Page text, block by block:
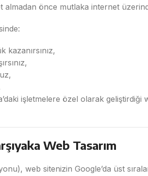
almadan önce mutlaka internet
kazanırsınız,
işletmelere özel olarak
Web Tasarım
web sitenizin Google’da üst